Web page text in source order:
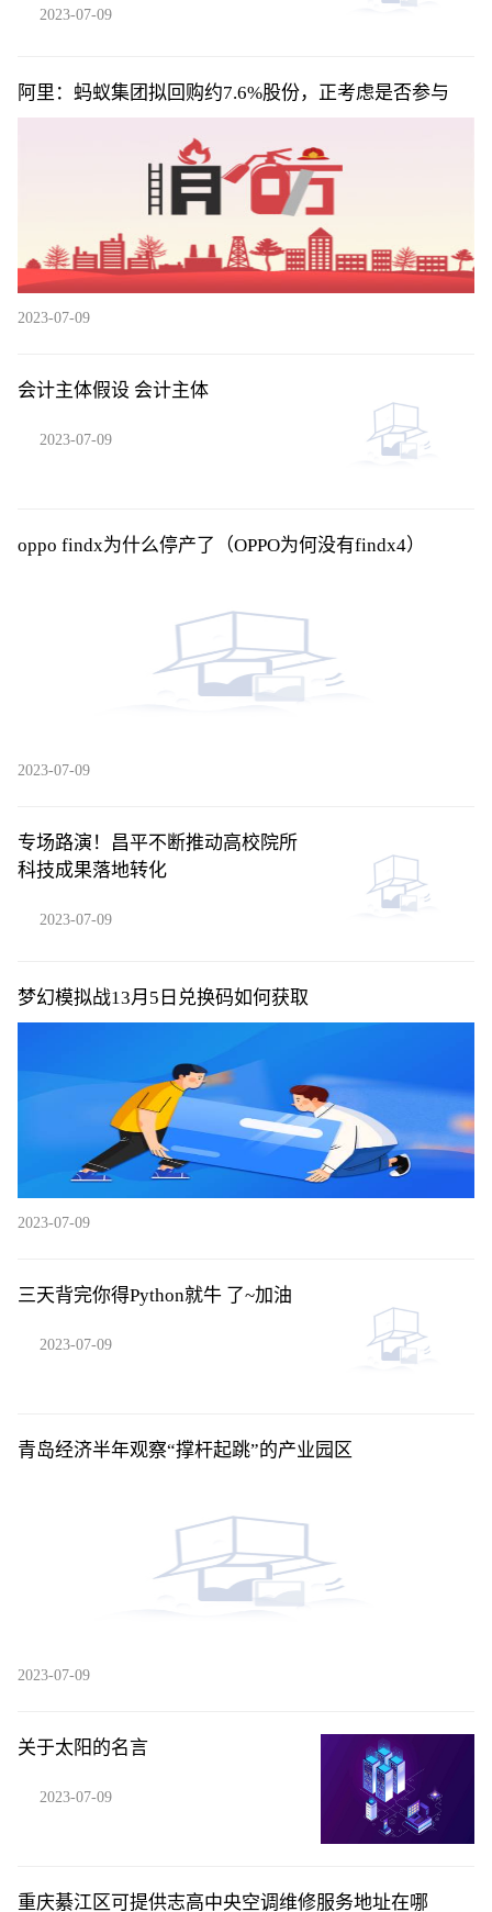
2023-07-09
阿里：蚂蚁集团拟回购约7.6%股份，正考虑是否参与
2023-07-09
会计主体假设 会计主体
2023-07-09
oppo findx为什么停产了（OPPO为何没有findx4）
2023-07-09
专场路演！昌平不断推动高校院所
科技成果落地转化
2023-07-09
梦幻模拟战13月5日兑换码如何获取
2023-07-09
三天背完你得Python就牛 了~加油
2023-07-09
青岛经济半年观察“撑杆起跳”的产业园区
2023-07-09
关于太阳的名言
2023-07-09
重庆綦江区可提供志高中央空调维修服务地址在哪